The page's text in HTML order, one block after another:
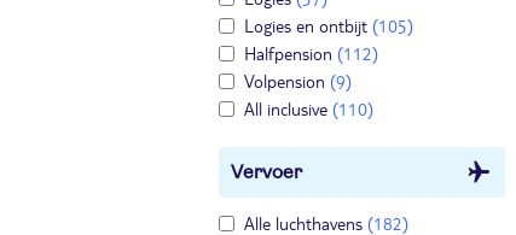
Logies en ontbijt (105)
Halfpension (112)
Volpension (9)
All inclusive (110)
Vervoer
Alle luchthavens (182)